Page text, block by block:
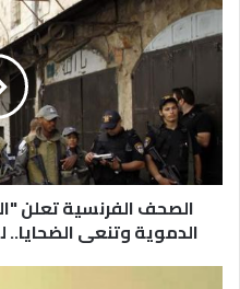
الصحف الفرنسية تعلن
الدموية وتنعى الضحايا..